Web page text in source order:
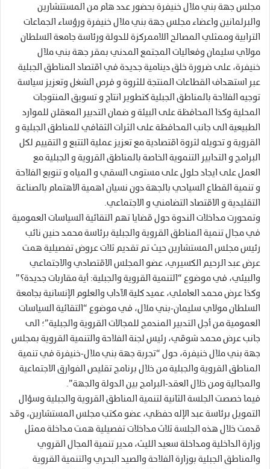
مجلس جهة بني ملال خنيفرة بحضور عدد هام من المستتشارين
والبرلمانين واعضاء مجلس جهة بني ملال خنيفرة ورؤساء الجماعات
الترابية وممثلي المصالح اللاممركزة للدولة ورئاسة جامعة السلطان
مولاي سليمان وفعاليات المجتمع المدني بمقر جهة بني ملال
خنيفرة، على ضرورة خلق دينامية جديدة في اقتصاد المناطق الجبلية
عبر استهداف القطاعات المنتجة للثروة و فرص الشغل وتعزيز سياسة
توجيه الفلاحة بالمناطق الجبلية كتطوير انتاج و تسويق المنتوجات
المحلية وكذا المحافظة على البيئة و ضمان التدبير المعقلن للموارد
الطبيعية الى جانب المحافظة على الثرات الثقافي للمناطق الجبلية و
القروية و تحويله لثروة اقتصادية مع تعزيز عملية التتبع و التقييم لكل
البرامج و التدابير التنموية الخاصة بالمناطق القروية و الجبلية مع
العمل على ايجاد حلول على مستوى السقي و المياه و تنويع الفلاحة
و تنمية القطاع السياحي بالجهة دون نسيان اهمية الاهتمام بالصناعة
التقليدية و الاقتصاد التضامني و الاجتماعي.
وتمحورت مداخلات الندوة حول قضايا تهم التقائية السياسات العمومية
في مجال تنمية المناطق القروية والجبلية برئاسة محمد حنين نائب
رئيس مجلس المستشارين حيث تم تقديم ثلات عروض تفصيلية همت
عرض عبد الرحيم الكسيري، عضو المجلس الاقتصادي والاجتماعي
والبيئي، في موضوع “التنمية القروية والجبلية: أية مقاربات جديدة؟”
وكذا عرض محمد العاملي، عميد كلية الآداب والعلوم الإنسانية بجامعة
السلطان مولاي سليمان-بني ملال، في موضوع “التقائية السياسات
العمومية من أجل التدبير المندمج للمجالات القروية والجبلية”؛ الى
جانب عرض محمد شوقي، رئيس لجنة الفلاحة والتنمية القروية بمجلس
جهة بني ملال خنيفرة، حول “تجربة جهة بني ملال-خنيفرة في تنمية
المناطق القروية والجبلية من خلال برنامج تقليص الفوارق الاجتماعية
والمجالية ومن خلال العقد-البرامج بين الدولة والجهة”.
فيما خصصت الجلسة الثانية لتنمية المناطق القروية والجبلية وسؤال
التمويل برئاسة عبد الإله حفظي، عضو مكتب مجلس المستشارين، وقد
قدمت خلال هذه الجلسة ثلاث مداخلات تفصيلية همت مداخلة ممثل
وزارة الداخلية ومداخلة سعيد الليث، مدير تنمية المجال القروي
والمناطق الجبلية بوزارة الفلاحة والصيد البحري والتنمية القروية